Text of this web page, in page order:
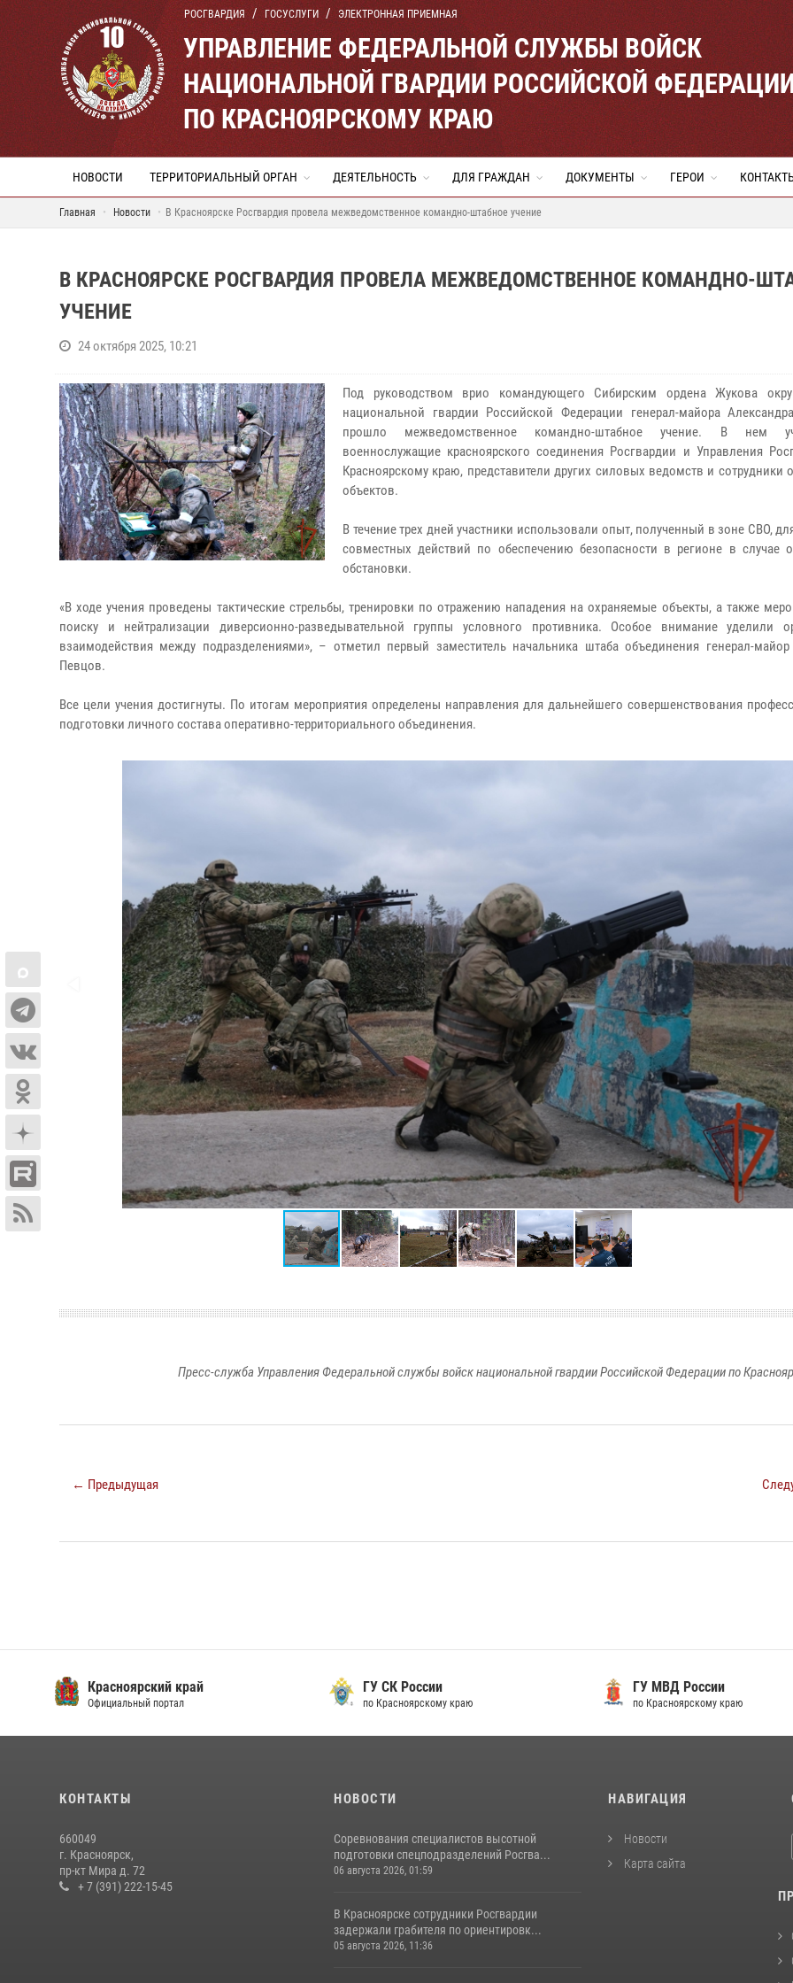
РОСГВАРДИЯ ГОСУСЛУГИ ЭЛЕКТРОННАЯ ПРИЕМНАЯ
УПРАВЛЕНИЕ ФЕДЕРАЛЬНОЙ СЛУЖБЫ ВОЙСК
НАЦИОНАЛЬНОЙ ГВАРДИИ РОССИЙСКОЙ
ПО КРАСНОЯРСКОМУ КРАЮ
НОВОСТИ ТЕРРИТОРИАЛЬНЫЙ ОРГАН ДЕЯТЕЛЬНОСТЬ ДЛЯ ГРАЖДАН ДОКУМЕНТЫ ГЕРОИ
Главная Новости В Красноярске Росгвардия провела межведомственное командно-штабное учение
В КРАСНОЯРСКЕ РОСГВАРДИЯ ПРОВЕЛА МЕЖВЕДОМСТВЕННОЕ КОМАНДНО-
УЧЕНИЕ
24 октября 2025, 10:21
Под руководством врио командующего Сибирским ордена Жукова
национальной гвардии Российской Федерации генерал-майора
прошло межведомственное командно-штабное учение. В нем
военнослужащие красноярского соединения Росгвардии и Управления
Красноярскому краю, представители других силовых ведомств и сотрудники
объектов.
В течение трех дней участники использовали опыт, полученный в зоне СВО,
совместных действий по обеспечению безопасности в регионе в случае
обстановки.
«В ходе учения проведены тактические стрельбы, тренировки по отражению нападения на охраняемые объекты, а также
поиску и нейтрализации диверсионно-разведывательной группы условного противника. Особое внимание уделили
взаимодействия между подразделениями», – отметил первый заместитель начальника штаба объединения генерал-
Певцов.
Все цели учения достигнуты. По итогам мероприятия определены направления для дальнейшего совершенствования
подготовки личного состава оперативно-территориального объединения.
Пресс-служба Управления Федеральной службы войск национальной гвардии Российской Федерации по
← Предыдущая
Красноярский край
Официальный портал
ГУ СК России
по Красноярскому краю
ГУ МВД России
по Красноярскому краю
КОНТАКТЫ
660049
г. Красноярск,
пр-кт Мира д. 72
+ 7 (391) 222-15-45
НОВОСТИ
Соревнования специалистов высотной
подготовки спецподразделений Росгва...
06 августа 2026, 01:59
В Красноярске сотрудники Росгвардии
задержали грабителя по ориентировк...
05 августа 2026, 11:36
НАВИГАЦИЯ
Новости
Карта сайта